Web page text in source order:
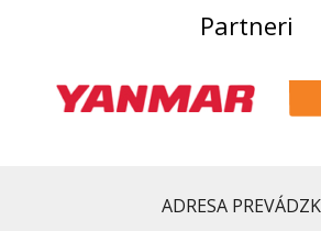
Partneri
ADRESA